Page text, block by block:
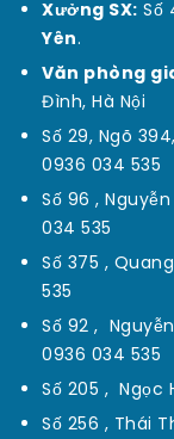
Xưởng SX: Số
Yên.
Văn phòng
Đình, Hà Nội
Số 29, Ngõ
0936 034 535
Số 96 ,
034 535
Số 375 ,
535
Số 92 ,
0936 034 535
Số 205 , Ngọc
Số 256 , Thái